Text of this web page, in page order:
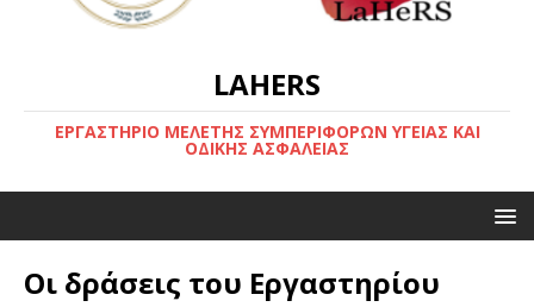
LAHERS
ΕΡΓΑΣΤΗΡΙΟ ΜΕΛΕΤΗΣ ΣΥΜΠΕΡΙΦΟΡΩΝ ΥΓΕΙΑΣ ΚΑΙ
ΟΔΙΚΗΣ ΑΣΦΑΛΕΙΑΣ
Οι δράσεις του Εργαστηρίου